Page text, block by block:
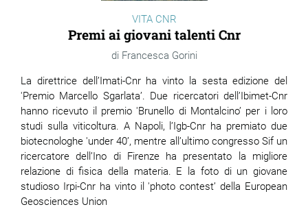
VITA CNR
Premi ai giovani talenti Cnr
Francesca Gorini
La direttrice dell’Imati-Cnr ha vinto la sesta edizione del
'Premio Marcello Sgarlata’. Due ricercatori dell’Ibimet-Cnr
hanno ricevuto il premio 'Brunello di Montalcino’ per i loro
studi sulla viticoltura. A Napoli, l’Igb-Cnr ha premiato due
biotecnologhe 'under 40’, mentre all’ultimo congresso Sif un
ricercatore dell’Ino di Firenze ha presentato la migliore
relazione di fisica della materia. E la foto di un giovane
studioso Irpi-Cnr ha vinto il 'photo contest’ della European
Geosciences Union